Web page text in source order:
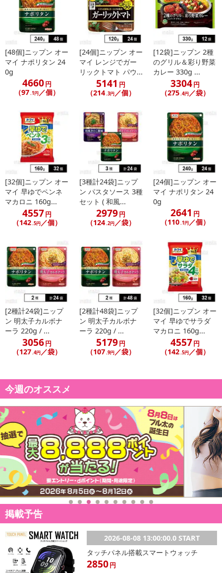
[48個]ニップン オー
マイ ナポリタン 24
0g
4660円
（97.1円／個）
[24個]ニップン オー
マイ レンジでガー
リックトマト パウ...
5141 円
（214.3円／個）
[12袋]ニップン 2種
のグリル＆彩り野菜
カレー 330g ...
3304円
（275.4円／袋）
[32個]ニップン オー
マイ 早ゆでペンネ
マカロニ 160g...
4557円
（142 .5円／個）
[3種計24袋]ニップ
ン パスタソース 3種
セット ( 和風...
2979円
（124 .2円 ／袋）
[24個]ニップン オー
マイ ナポリタン 24
0g
2641 円
（110 .1円 ／個）
[2種計24袋]ニップ
ン 明太子カルボナ
ーラ 220g / ...
3056円
（127.4円／袋）
[2種計48袋]ニップ
ン 明太子カルボナ
ーラ 220g / ...
5179円
（107.9円／袋）
[32個]ニップン オー
マイ 早ゆでサラダ
マカロニ 160g...
4557円
（142.5円／個）
今週のオススメ
掲載予告
2026-08-08 13:00:00.0 START
タッチパネル搭載スマートウォッチ
2850円